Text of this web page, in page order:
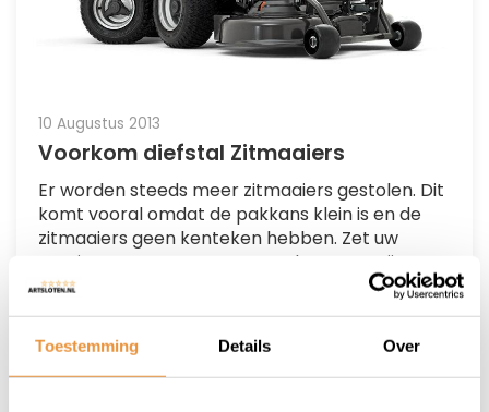
Toestemming Details Over
10 Augustus 2013
Voorkom diefstal Zitmaaiers
Er worden steeds meer zitmaaiers gestolen. Dit
komt vooral omdat de pakkans klein is en de
zitmaaiers geen kenteken hebben. Zet uw
maaier vast met een ART4 anker. Deze zijn
getest en gekeurd door TNO....
Artikel verder lezen